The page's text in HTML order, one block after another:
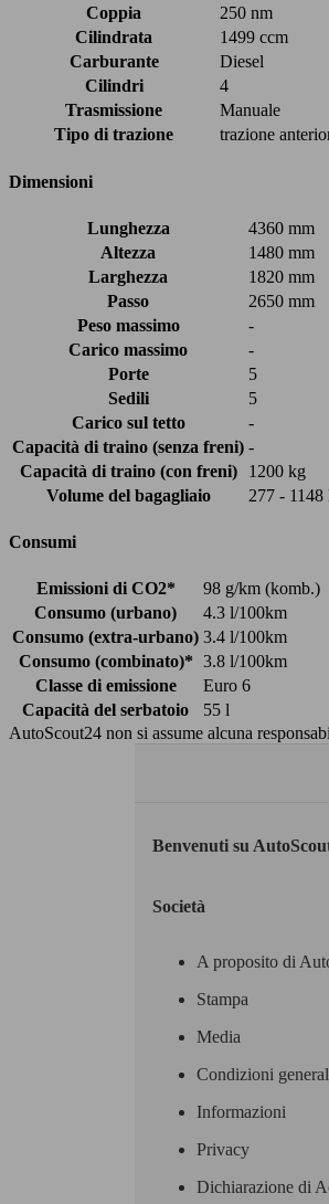
Coppia
250 nm
Cilindrata
1499 ccm
Carburante
Diesel
Cilindri
4
Trasmissione
Manuale
Tipo di trazione
trazione
Dimensioni
Lunghezza
4360 mm
Altezza
1480 mm
Larghezza
1820 mm
Passo
2650 mm
Peso massimo
-
Carico massimo
-
Porte
5
Sedili
5
Carico sul tetto
-
Capacità di traino (senza freni) -
Capacità di traino (con freni)
1200 kg
Volume del bagagliaio
277 - 1148
Consumi
Emissioni di CO2*
98 g/km (komb.)
Consumo (urbano)
4.3 l/100km
Consumo (extra-urbano) 3.4 l/100km
Consumo (combinato)* 3.8 l/100km
Classe di emissione
Euro 6
Capacità del serbatoio
55 l
AutoScout24 non si assume alcuna
Benvenuti su
Società
A proposito di
Stampa
Media
Condizioni
Informazioni
Privacy
Dichiarazione di